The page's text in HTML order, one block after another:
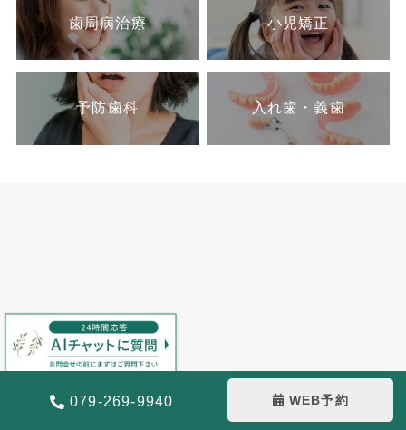
歯周病治療 小児矯正
予防歯科 入れ歯・義歯
079-269-9940 WEB予約